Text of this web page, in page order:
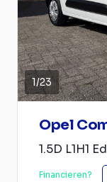
1/23
Opel
1.5D L1H1
Financieren?